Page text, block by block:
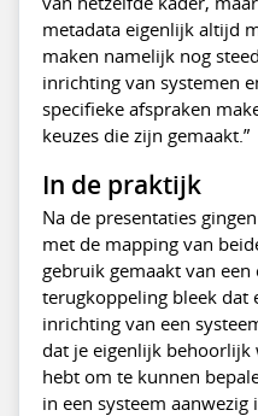
metadata eigenlijk altijd
maken namelijk nog
inrichting van systemen
specifieke afspraken
keuzes die zijn gemaakt.”
In de praktijk
Na de presentaties
met de mapping van
gebruik gemaakt van een
terugkoppeling bleek dat
inrichting van een
dat je eigenlijk
hebt om te kunnen
in een systeem aanwezig